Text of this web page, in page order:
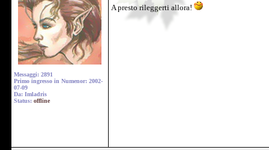
Messaggi: 2891
Primo ingresso in Numenor: 2002-
07-09
Da: Imladris
Status: offline
A presto rileggerti allora!